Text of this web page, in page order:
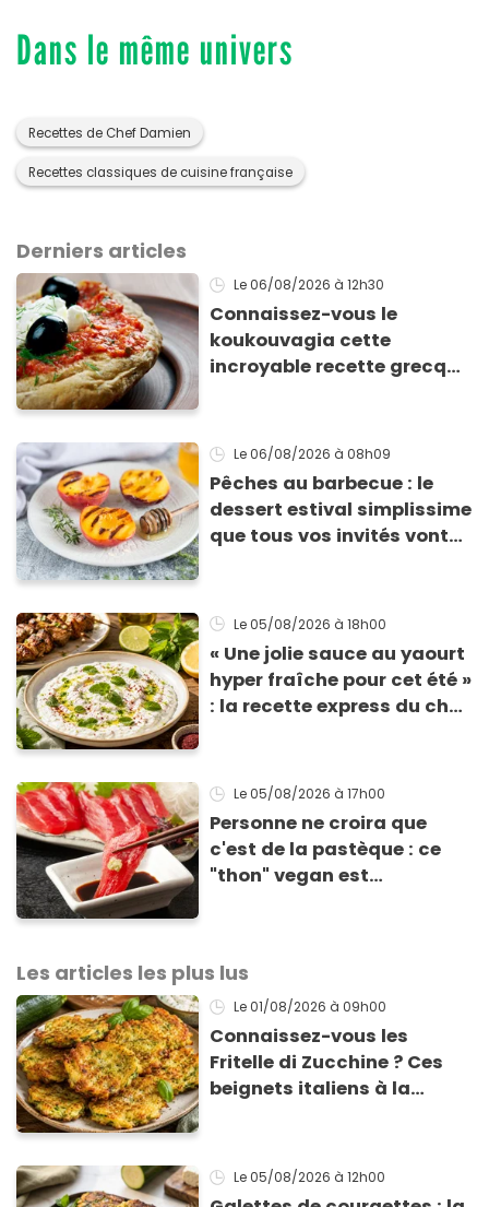
Dans le même univers
Recettes de Chef Damien
Recettes classiques de cuisine française
Derniers articles
Le 06/08/2026 à 12h30
Connaissez-vous le
koukouvagia cette
incroyable recette grecque
Le 06/08/2026 à 08h09
Pêches au barbecue : le
dessert estival simplissime
que tous vos invités vont
Le 05/08/2026 à 18h00
« Une jolie sauce au yaourt
hyper fraîche pour cet été »
: la recette express du chef
grillades
Le 05/08/2026 à 17h00
Personne ne croira que
c'est de la pastèque : ce
"thon" vegan est
Les articles les plus lus
Le 01/08/2026 à 09h00
Connaissez-vous les
Fritelle di Zucchine ? Ces
beignets italiens à la
Le 05/08/2026 à 12h00